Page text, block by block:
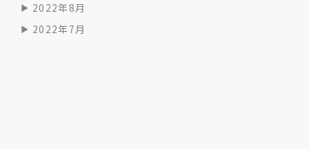
2022年8月
2022年7月